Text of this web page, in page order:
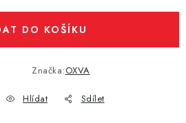
DO KOŠÍKU
Značka:OXVA
Hlídat Sdílet